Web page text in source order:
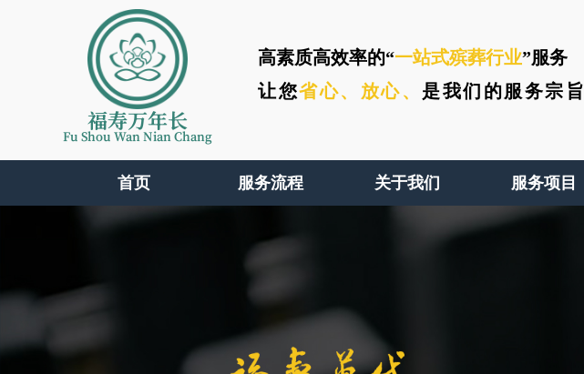
福寿万年长
Fu Shou Wan Nian Chang
高素质高效率的“一站式殡葬行业”服务
让您省心、 放心、 是我们的服务宗旨
首页 服务流程 关于我们 服务项目